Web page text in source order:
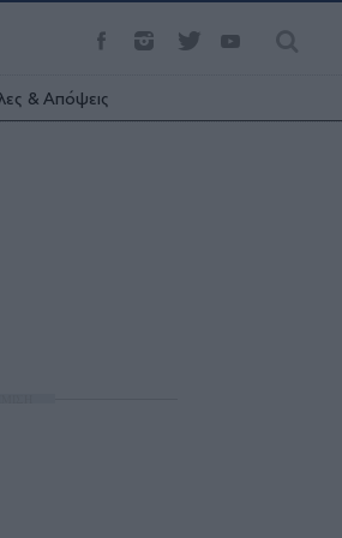
& Απόψεις